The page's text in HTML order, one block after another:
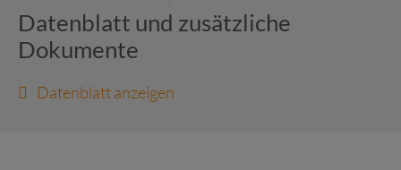
Datenblatt und zusätzliche
Dokumente
Datenblatt anzeigen